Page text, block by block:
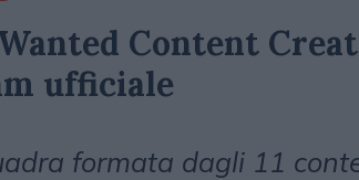
Content
ufficiale
formata dagli 11